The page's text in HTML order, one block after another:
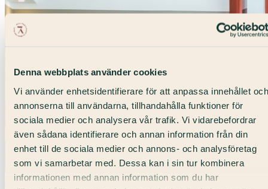
Denna webbplats använder cookies
Vi använder enhetsidentifierare för att anpassa innehållet och
annonserna till användarna, tillhandahålla funktioner för
sociala medier och analysera vår trafik. Vi vidarebefordrar
även sådana identifierare och annan information från din
enhet till de sociala medier och annons- och analysföretag
som vi samarbetar med. Dessa kan i sin tur kombinera
informationen med annan information som du har
Max 80 pers